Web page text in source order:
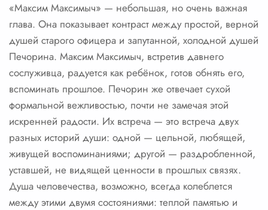
«Максим Максимыч» — небольшая, но очень важная
глава. Она показывает контраст между простой, верной
душей старого офицера и запутанной, холодной душей
Печорина. Максим Максимыч, встретив давнего
сослуживца, радуется как ребёнок, готов обнять его,
вспоминать прошлое. Печорин же отвечает сухой
формальной вежливостью, почти не замечая этой
искренней радости. Их встреча — это встреча двух
разных историй души: одной — цельной, любящей,
живущей воспоминаниями; другой — раздробленной,
уставшей, не видящей ценности в прошлых связях.
Душа человечества, возможно, всегда колеблется
между этими двумя состояниями: теплой памятью и